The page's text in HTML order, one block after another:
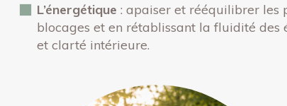
L’énergétique : apaiser et rééquilibrer les
blocages et en rétablissant la fluidité des
et clarté intérieure.